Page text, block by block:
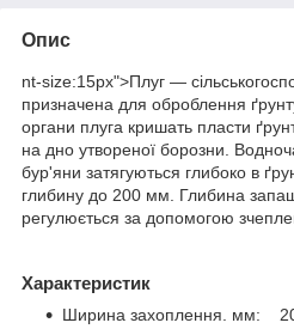
Опис
nt-size:15px">Плуг —
призначена для оброблення
органи плуга кришать пласти
на дно утвореної борозни.
бур'яни затягуються глибоко в
глибину до 200 мм. Глибина
регулюється за допомогою
Характеристик
Ширина захоплення. мм: